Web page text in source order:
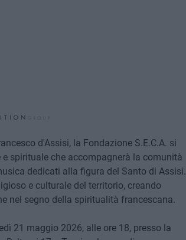
d'Assisi, la Fondazione S.E.C.A. si
spirituale che accompagnerà la comunità
dedicati alla figura del Santo di Assisi.
e culturale del territorio, creando
nel segno della spiritualità francescana.
21 maggio 2026, alle ore 18, presso la